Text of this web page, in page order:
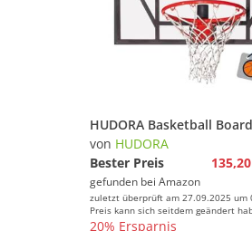
von HUDORA
Bester Preis
gefunden bei Amazon
zuletzt überprüft am 27.09.2025 um
Preis kann sich seitdem geändert
20% Ersparnis